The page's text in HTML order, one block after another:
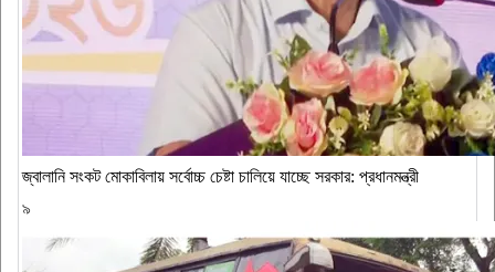
জ্বালানি সংকট মোকাবিলায় সর্বোচ্চ চেষ্টা চালিয়ে যাচ্ছে সরকার: প্রধানমন্ত্রী
৯